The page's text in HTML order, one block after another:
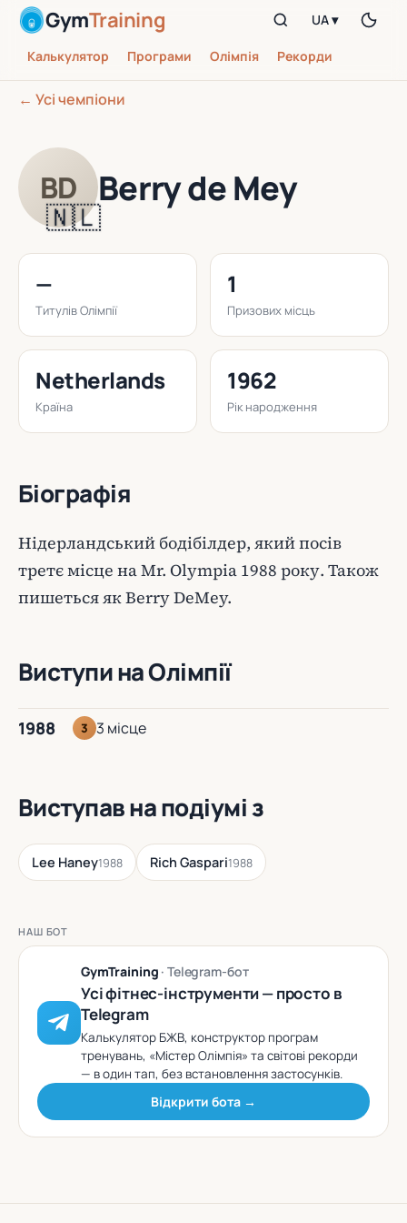
GymTraining
Калькулятор Програми Олімпія Рекорди
UA ▾
← Усі чемпіони
BD
🇳🇱
Berry de Mey
—
Титулів Олімпії
1
Призових місць
Netherlands
Країна
1962
Рік народження
Біографія
Нідерландський бодібілдер, який посів
третє місце на Mr. Olympia 1988 року. Також
пишеться як Berry DeMey.
Виступи на Олімпії
1988 3 3 місце
Виступав на подіумі з
Lee Haney1988 Rich Gaspari1988
НАШ БОТ
GymTraining · Telegram-бот
Усі фітнес-інструменти — просто в
Telegram
Калькулятор БЖВ, конструктор програм
тренувань, «Містер Олімпія» та світові рекорди
— в один тап, без встановлення застосунків.
Відкрити бота →